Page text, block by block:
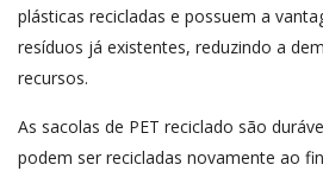
plásticas recicladas e possuem a
resíduos já existentes, reduzindo a
recursos.
As sacolas de PET reciclado são
podem ser recicladas novamente ao